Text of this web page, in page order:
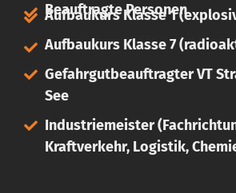
Beauftragte Personen
Aufbaukurs Klasse 1
Aufbaukurs Klasse 7
Gefahrgutbeauftragter VT
See
Industriemeister
Kraftverkehr, Logistik,